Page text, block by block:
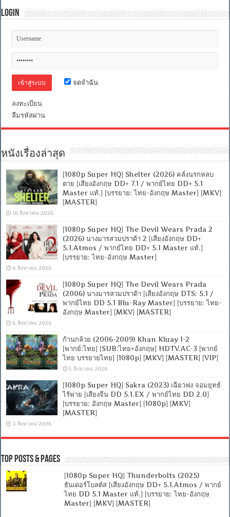
แมน
สพ์
[MKV]
Login
จดจำฉัน
ลงทะเบียน
ลืมรหัสผ่าน
หนังเรื่องล่าสุด
[1080p Super HQ] Shelter (2026) คลั่งนรกหลบ
ตาย [เสียงอังกฤษ DD+ 7.1 / พากย์ไทย DD+ 5.1
Master แท้.] [บรรยาย: ไทย-อังกฤษ Master] [MKV]
[MASTER]
10 สิงหาคม 2026
[1080p Super HQ] The Devil Wears Prada 2
(2026) นางมารสวมปราด้า 2 [เสียงอังกฤษ DD+
5.1.Atmos / พากย์ไทย DD+ 5.1 Master แท้.]
[บรรยาย: ไทย-อังกฤษ Master]
6 สิงหาคม 2026
[1080p Super HQ] The Devil Wears Prada
(2006) นางมารสวมปราด้า [เสียงอังกฤษ DTS: 5.1 /
พากย์ไทย DD 5.1 Blu-Ray Master] [บรรยาย: ไทย-
อังกฤษ Master] [MKV] [MASTER]
6 สิงหาคม 2026
ก้านกล้วย (2006-2009) Khan Kluay 1-2
[พากย์:ไทย] [SUB:ไทย+อังกฤษ] HDTV.AC-3 [พากย์
ไทย บรรยายไทย] [1080p] [MKV] [MASTER] [VIP]
5 สิงหาคม 2026
[1080p Super HQ] Sakra (2023) เฉียวฟง จอมยุทธ์
ไร้พ่าย [เสียงจีน DD 5.1.EX / พากย์ไทย DD 2.0]
[บรรยาย: อังกฤษ Master] [1080p] [MKV]
[MASTER]
3 สิงหาคม 2026
Top Posts & Pages
[1080p Super HQ] Thunderbolts (2025)
ธันเดอร์โบลต์ส [เสียงอังกฤษ DD+ 5.1.Atmos / พากย์
ไทย DD 5.1 Master แท้.] [บรรยาย: ไทย-อังกฤษ
Master] [MKV] [MASTER]